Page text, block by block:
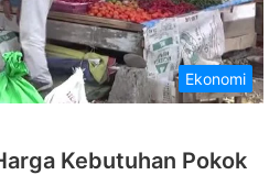
Ekonomi
Kebutuhan Pokok